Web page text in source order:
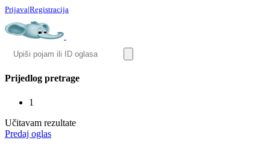
Prijava|Registracija
Prijedlog pretrage
1
Učitavam rezultate
Predaj oglas